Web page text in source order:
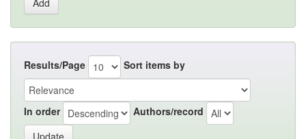
Results/Page Sort items by
In order Authors/record